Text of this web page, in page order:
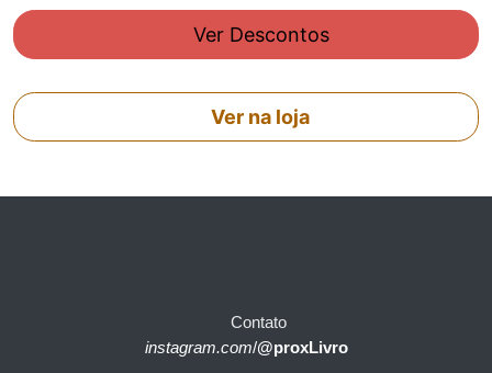
Ver Descontos
Ver na loja
Contato
instagram.com/@proxLivro